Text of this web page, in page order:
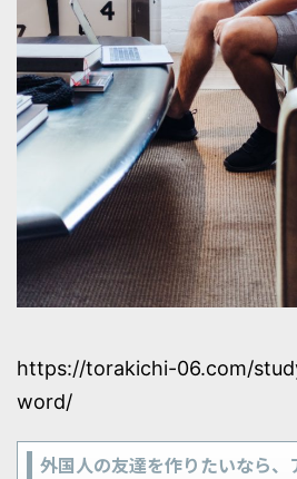
https://torakichi-06.com/
word/
外国人の友達を作りたいなら、